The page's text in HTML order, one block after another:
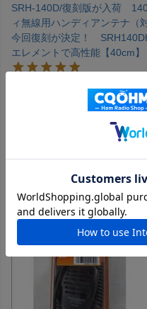
SRH-140D/復刻版が入荷
ィ無線用ハンディアンテナ
今回復刻が決定！
エレメントで高性能【40cm】
CDH-140からの乗換です
良いので◎